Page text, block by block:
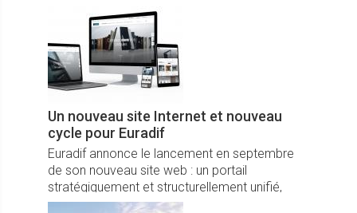
Un nouveau site Internet et nouveau
cycle pour Euradif
Euradif annonce le lancement en septembre
de son nouveau site web : un portail
stratégiquement et structurellement unifié,
pensé pour convertir, informer et fidéliser.